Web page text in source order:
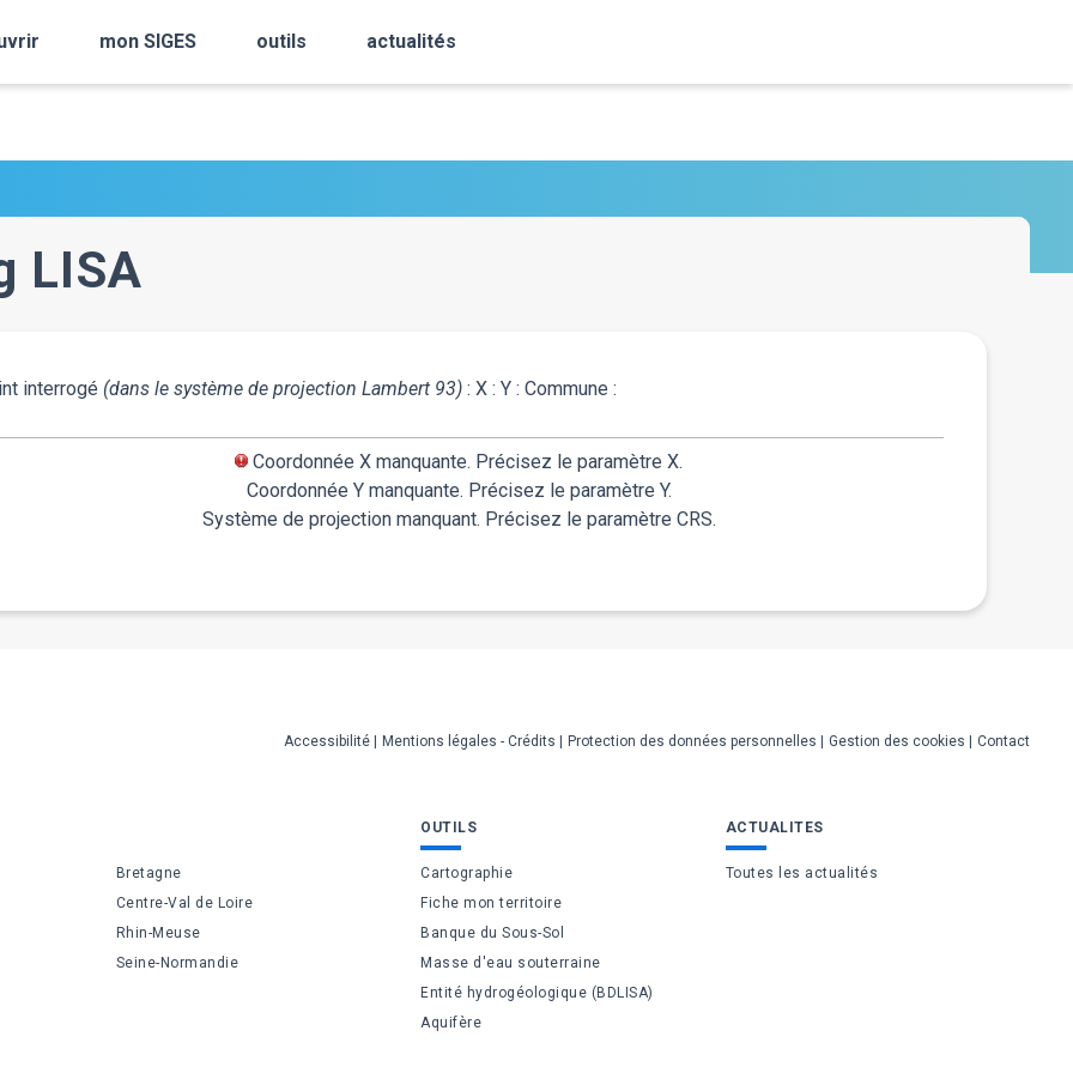
mon SIGES outils actualités
LISA
interrogé (dans le système de projection Lambert 93) : X : Y : Commune :
Coordonnée X manquante. Précisez le paramètre X.
Coordonnée Y manquante. Précisez le paramètre Y.
Système de projection manquant. Précisez le paramètre CRS.
Accessibilité Mentions légales - Crédits Protection des données personnelles Gestion des cookies Contact
Bretagne
Centre-Val de Loire
Rhin-Meuse
Seine-Normandie
OUTILS
Cartographie
Fiche mon territoire
Banque du Sous-Sol
Masse d'eau souterraine
Entité hydrogéologique (BDLISA)
Aquifère
ACTUALITES
Toutes les actualités